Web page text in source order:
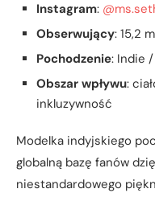
Instagram:
Obserwujący: 15,2
Pochodzenie: Indie /
Obszar wpływu:
inkluzywność
Modelka indyjskiego
globalną bazę fanów
niestandardowego